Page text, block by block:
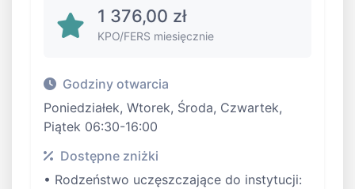
1 376,00 zł
KPO/FERS miesięcznie
Godziny otwarcia
Poniedziałek, Wtorek, Środa, Czwartek,
Piątek 06:30-16:00
Dostępne zniżki
• Rodzeństwo uczęszczające do instytucji: